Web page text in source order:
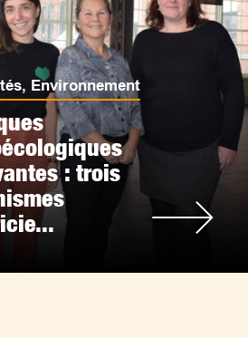
, Environnement
: trois